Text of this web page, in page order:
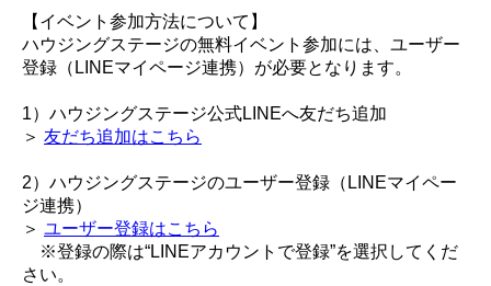
【イベント参加方法について】
ハウジングステージの無料イベント参加には、ユーザー
登録（LINEマイページ連携）が必要となります。
1）ハウジングステージ公式LINEへ友だち追加
＞ 友だち追加はこちら
2）ハウジングステージのユーザー登録（LINEマイペー
ジ連携）
＞ ユーザー登録はこちら
※登録の際は“LINEアカウントで登録”を選択してくだ
さい。